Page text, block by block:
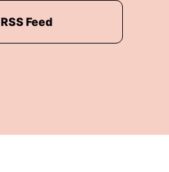
RSS Feed